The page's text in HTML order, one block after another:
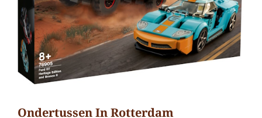
Ondertussen In Rotterdam